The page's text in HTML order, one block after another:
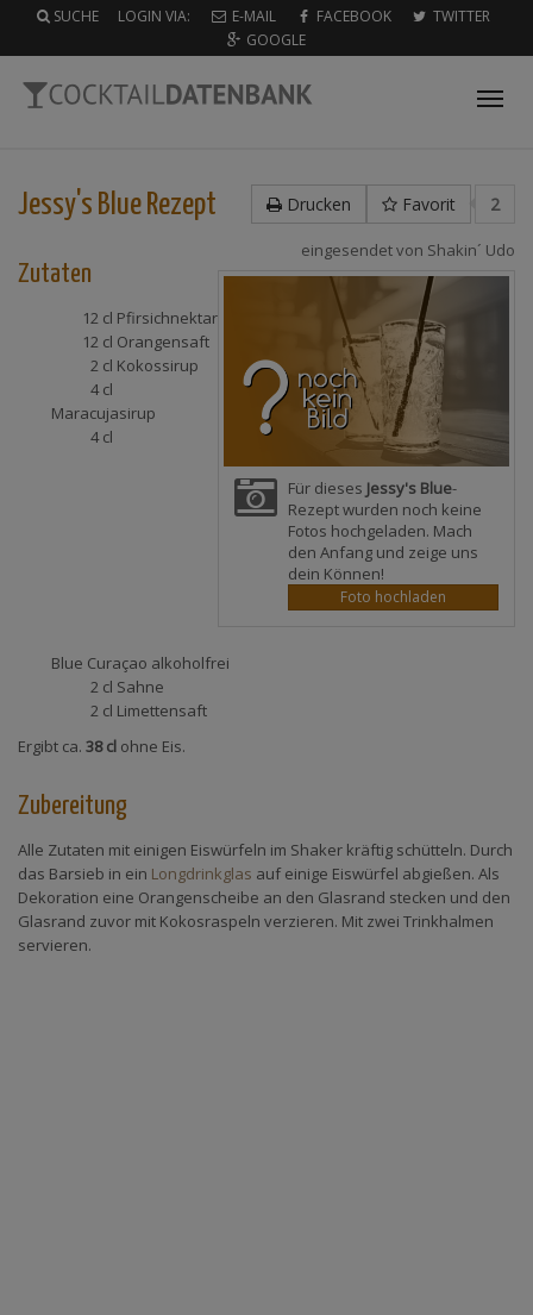
SUCHE LOGIN VIA: E-MAIL FACEBOOK
TWITTER
GOOGLE
Drucken Favorit 2
Jessy's Blue Rezept
eingesendet von Shakin´ Udo
Für dieses Jessy's Blue-
Rezept wurden noch keine
Fotos hochgeladen. Mach
den Anfang und zeige uns
dein Können!
Foto hochladen
Zutaten
12 cl Pfirsichnektar
12 cl Orangensaft
2 cl Kokossirup
4 cl
Maracujasirup
4 cl
Blue Curaçao alkoholfrei
2 cl Sahne
2 cl Limettensaft
Ergibt ca. 38 cl ohne Eis.
Zubereitung
Alle Zutaten mit einigen Eiswürfeln im Shaker kräftig schütteln. Durch
das Barsieb in ein Longdrinkglas auf einige Eiswürfel abgießen. Als
Dekoration eine Orangenscheibe an den Glasrand stecken und den
Glasrand zuvor mit Kokosraspeln verzieren. Mit zwei Trinkhalmen
servieren.